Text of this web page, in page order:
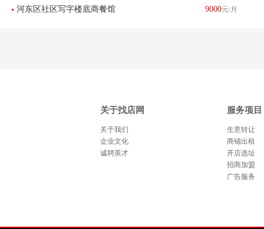
河东区社区写字楼底商餐馆 9000元/月
关于找店网
关于我们
企业文化
诚聘英才
服务项目
生意转让
商铺出租
开店选址
招商加盟
广告服务